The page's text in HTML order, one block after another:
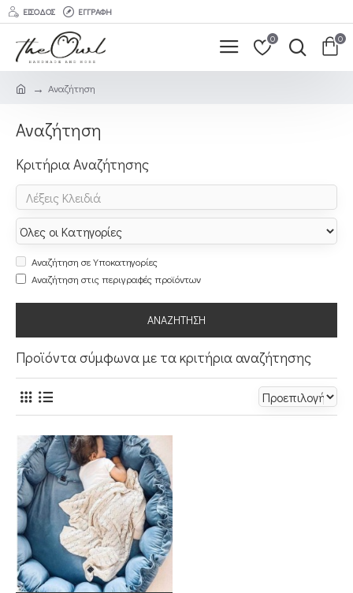
ΕΊΣΟΔΟΣ ΕΓΓΡΑΦΉ
0 0
Αναζήτηση
Αναζήτηση
Κριτήρια Αναζήτησης
Αναζήτηση σε Υποκατηγορίες
Αναζήτηση στις περιγραφές προϊόντων
ΑΝΑΖΉΤΗΣΗ
Προϊόντα σύμφωνα με τα κριτήρια αναζήτησης